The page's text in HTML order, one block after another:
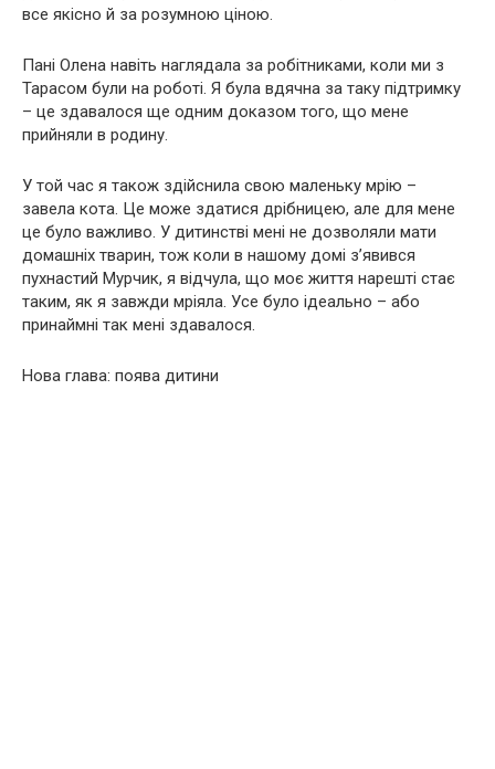
все якісно й за розумною ціною.
Пані Олена навіть наглядала за робітниками, коли ми з
Тарасом були на роботі. Я була вдячна за таку підтримку
– це здавалося ще одним доказом того, що мене
прийняли в родину.
У той час я також здійснила свою маленьку мрію –
завела кота. Це може здатися дрібницею, але для мене
це було важливо. У дитинстві мені не дозволяли мати
домашніх тварин, тож коли в нашому домі з’явився
пухнастий Мурчик, я відчула, що моє життя нарешті стає
таким, як я завжди мріяла. Усе було ідеально – або
принаймні так мені здавалося.
Нова глава: поява дитини